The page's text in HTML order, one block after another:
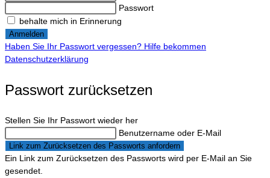
Passwort
behalte mich in Erinnerung
Anmelden
Haben Sie Ihr Passwort vergessen? Hilfe bekommen
Datenschutzerklärung
Passwort zurücksetzen
Stellen Sie Ihr Passwort wieder her
Benutzername oder E-Mail
Link zum Zurücksetzen des Passworts anfordern
Ein Link zum Zurücksetzen des Passworts wird per E-Mail an Sie
gesendet.